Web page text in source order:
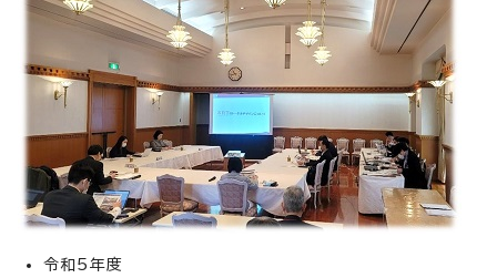
令和5年度